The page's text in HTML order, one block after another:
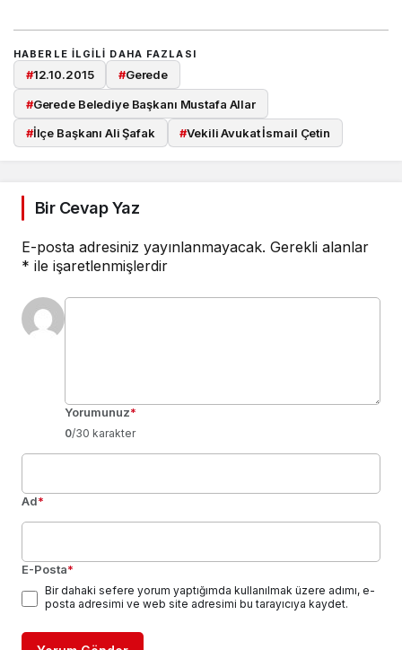
HABERLE ILGILI DAHA FAZLASI
#12.10.2015 #Gerede
#Gerede Belediye Başkanı Mustafa Allar
#İlçe Başkanı Ali Şafak #Vekili Avukat İsmail Çetin
Bir Cevap Yaz
E-posta adresiniz yayınlanmayacak. Gerekli alanlar
* ile işaretlenmişlerdir
Yorumunuz*
0/30 karakter
Ad*
E-Posta*
Bir dahaki sefere yorum yaptığımda kullanılmak üzere adımı, e-
posta adresimi ve web site adresimi bu tarayıcıya kaydet.